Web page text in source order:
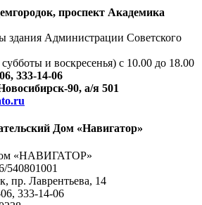
проспект Академика
здания Администрации Советского
и воскресенья) с 10.00 до 18.00
333-14-06
90, а/я 501
Дом «Навигатор»
«НАВИГАТОР»
пр. Лаврентьева, 14
333-14-06